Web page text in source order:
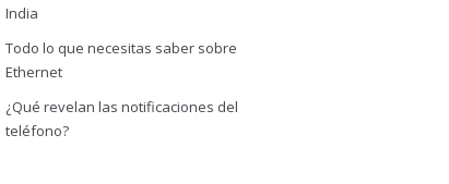
India
Todo lo que necesitas saber sobre
Ethernet
¿Qué revelan las notificaciones del
teléfono?